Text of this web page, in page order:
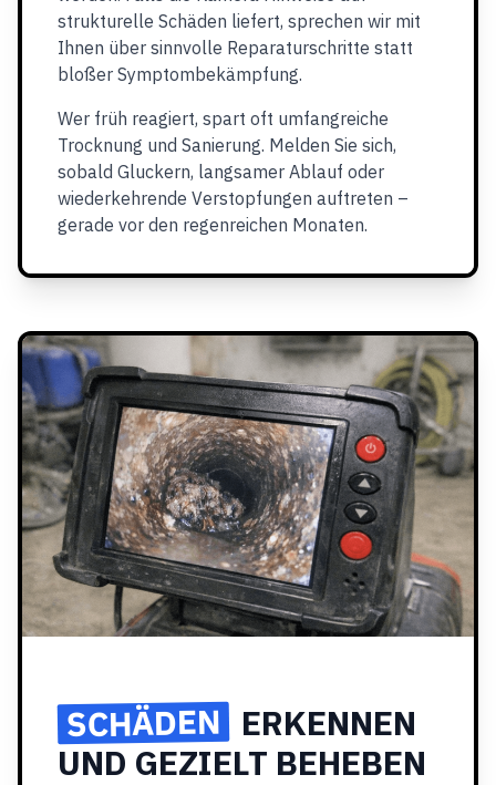
strukturelle Schäden liefert, sprechen wir mit
Ihnen über sinnvolle Reparaturschritte statt
bloßer Symptombekämpfung.
Wer früh reagiert, spart oft umfangreiche
Trocknung und Sanierung. Melden Sie sich,
sobald Gluckern, langsamer Ablauf oder
wiederkehrende Verstopfungen auftreten –
gerade vor den regenreichen Monaten.
SCHÄDEN ERKENNEN
UND GEZIELT BEHEBEN